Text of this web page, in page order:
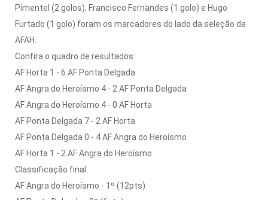
Pimentel (2 golos), Francisco Fernandes (1 golo) e Hugo
Furtado (1 golo) foram os marcadores do lado da seleção da
AFAH.
Confira o quadro de resultados:
AF Horta 1 - 6 AF Ponta Delgada
AF Angra do Heroísmo 4 - 2 AF Ponta Delgada
AF Angra do Heroísmo 4 - 0 AF Horta
AF Ponta Delgada 7 - 2 AF Horta
AF Ponta Delgada 0 - 4 AF Angra do Heroísmo
AF Horta 1 - 2 AF Angra do Heroísmo
Classificação final:
AF Angra do Heroísmo - 1º (12pts)